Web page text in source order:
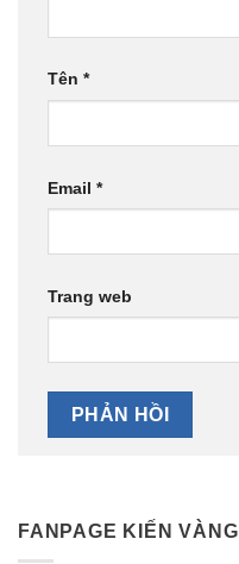
FANPAGE KIẾN VÀNG
Tên *
Email *
Trang web